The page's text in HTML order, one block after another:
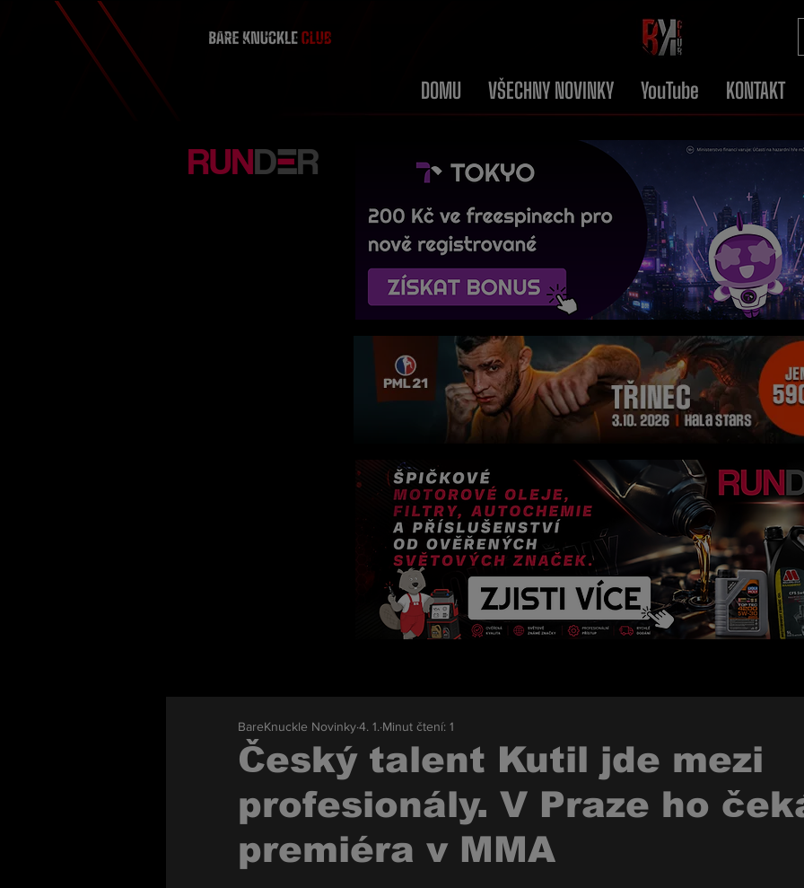
DOMU VŠECHNY NOVINKY YouTube KONTAKT
Český talent Kutil jde mezi
profesionály. V Praze ho
premiéra v MMA
BareKnuckle Novinky4. 1. Minut čtení: 1